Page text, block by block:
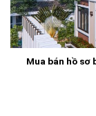
Mua bán hồ sơ